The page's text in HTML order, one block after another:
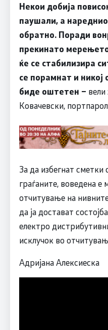
Некои добија
паушали, а
обратно. Поради
прекинато
ќе се стабилизира
се порамнат и
биде оштетен –
Ковачевски,
За да избегнат сметки
граѓаните, воведена
отчитување на
да ја достават
електро
исклучок во
Адријана Алексиеска